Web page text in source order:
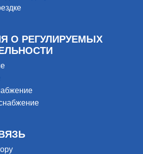
О РЕГУЛИРУЕМЫХ